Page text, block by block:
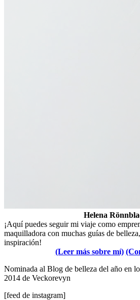
Helena
¡Aquí puedes seguir mi viaje como
maquilladora con muchas guías de
inspiración!
(Leer más sobre mí)
Nominada al Blog de belleza del año en
2014 de Veckorevyn
[feed de instagram]